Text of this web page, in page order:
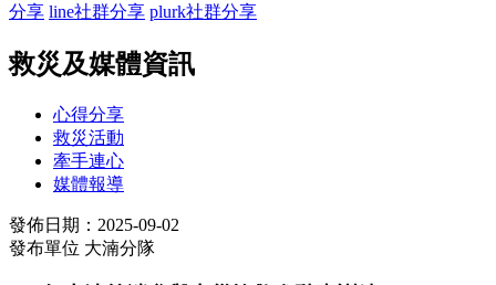
分享 line社群分享 plurk社群分享
救災及媒體資訊
心得分享
救災活動
牽手連心
媒體報導
發佈日期：2025-09-02
發布單位 大湳分隊